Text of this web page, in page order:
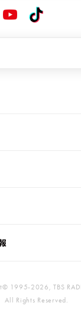
1995-2026, TBS
All Rights Reserved.